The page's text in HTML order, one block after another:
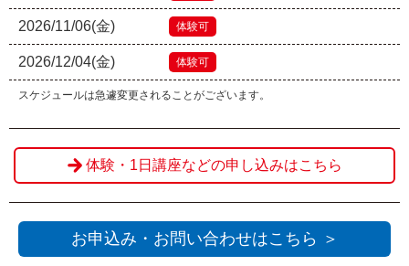
2026/11/06(金) 体験可
2026/12/04(金) 体験可
スケジュールは急遽変更されることがございます。
体験・1日講座などの申し込みはこちら
お申込み・お問い合わせはこちら ＞